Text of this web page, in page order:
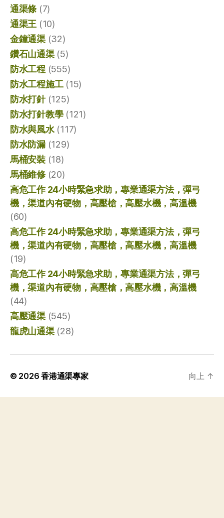
通渠條 (7)
通渠王 (10)
金鐘通渠(32)
鑽石山通渠(5)
防水工程(555)
防水工程施工(15)
防水打針(125)
防水打針教學(121)
防水與風水(117)
防水防漏(129)
馬桶安裝(18)
馬桶維修(20)
高危工作 24小時緊急求助，專業通渠方法，彈弓
機，渠道內有硬物，高壓槍，高壓水機，高溫機
(60)
高危工作 24小時緊急求助，專業通渠方法，彈弓
機，渠道內有硬物，高壓槍，高壓水機，高溫機
(19)
高危工作 24小時緊急求助，專業通渠方法，彈弓
機，渠道內有硬物，高壓槍，高壓水機，高溫機
(44)
高壓通渠(545)
龍虎山通渠(28)
© 2026香港通渠專家 向上 ↑